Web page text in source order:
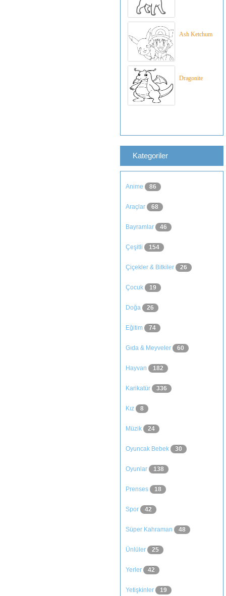
Ash Ketchum
Dragonite
Kategoriler
Anime 86
Araçlar 68
Bayramlar 46
Çeşitli 154
Çiçekler & Bitkiler 26
Çocuk 19
Doğa 26
Eğitim 74
Gıda & Meyveler 60
Hayvan 182
Karikatür 336
Kız 8
Müzik 24
Oyuncak Bebek 30
Oyunlar 138
Prenses 18
Spor 42
Süper Kahraman 48
Ünlüler 25
Yerler 42
Yetişkinler 19